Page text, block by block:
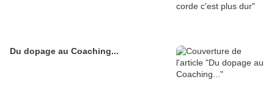
Du dopage au Coaching...